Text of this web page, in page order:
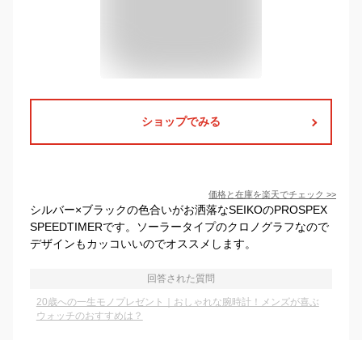
ショップでみる
価格と在庫を楽天でチェック >>
シルバー×ブラックの色合いがお洒落なSEIKOのPROSPEX
SPEEDTIMERです。ソーラータイプのクロノグラフなので
デザインもカッコいいのでオススメします。
回答された質問
20歳への一生モノプレゼント｜おしゃれな腕時計！メンズが喜ぶ
ウォッチのおすすめは？